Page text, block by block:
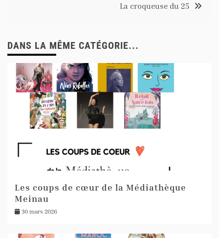
La croqueuse du 25
DANS LA MÊME CATÉGORIE...
Les coups de cœur de la Médiathèque
Meinau
30 mars 2026